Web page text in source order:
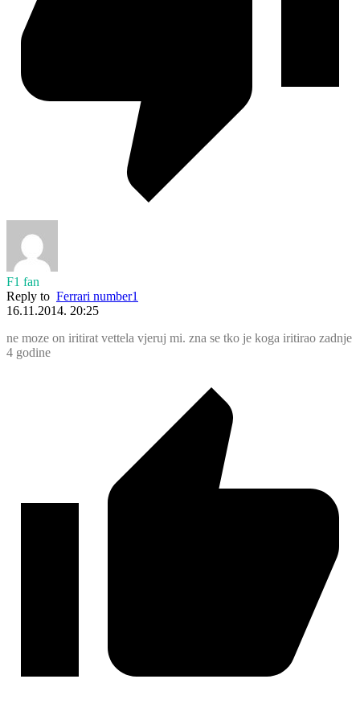
F1 fan
Reply to Ferrari number1
16.11.2014. 20:25
ne moze on iritirat vettela vjeruj mi. zna se tko je koga iritirao zadnje
4 godine